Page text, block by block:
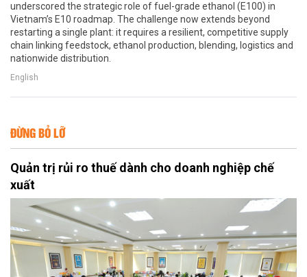
underscored the strategic role of fuel-grade ethanol (E100) in
Vietnam’s E10 roadmap. The challenge now extends beyond
restarting a single plant: it requires a resilient, competitive supply
chain linking feedstock, ethanol production, blending, logistics and
nationwide distribution.
English
ĐỪNG BỎ LỠ
Quản trị rủi ro thuế dành cho doanh nghiệp chế
xuất